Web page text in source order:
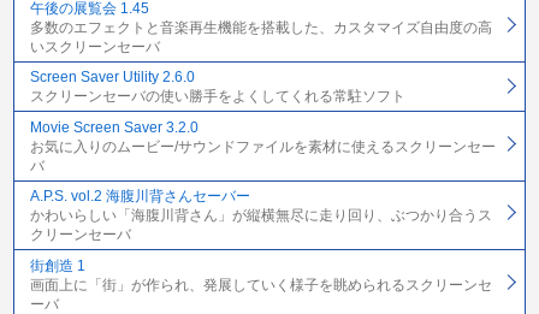
午後の展覧会 1.45
多数のエフェクトと音楽再生機能を搭載した、カスタマイズ自由度の高
いスクリーンセーバ
Screen Saver Utility 2.6.0
スクリーンセーバの使い勝手をよくしてくれる常駐ソフト
Movie Screen Saver 3.2.0
お気に入りのムービー/サウンドファイルを素材に使えるスクリーンセー
バ
A.P.S. vol.2 海腹川背さんセーバー
かわいらしい「海腹川背さん」が縦横無尽に走り回り、ぶつかり合うス
クリーンセーバ
街創造 1
画面上に「街」が作られ、発展していく様子を眺められるスクリーンセ
ーバ